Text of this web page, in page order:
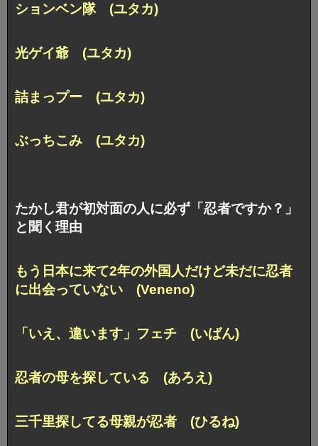
ションベン隊 (ユタカ)
光ゲイ爺 (ユタカ)
詰まっプー (ユタカ)
ぶっちこみ (ユタカ)
たかし君が初対面の人に必ず「忍者ですか？」
と聞く理由
もう日本に来て2年の外国人だけど未だに忍者
に出会っていない (Veneno)
「いえ、違います」フェチ (いばん)
忍者の母を探している (あろえ)
三千里探してる母親が忍者 (ひるね)